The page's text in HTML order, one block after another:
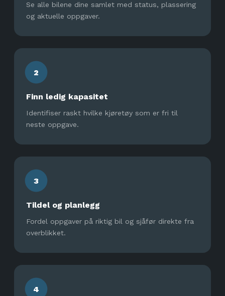
Se alle bilene dine samlet med status, plassering
og aktuelle oppgaver.
2
Finn ledig kapasitet
Identifiser raskt hvilke kjøretøy som er fri til
neste oppgave.
3
Tildel og planlegg
Fordel oppgaver på riktig bil og sjåfør direkte fra
overblikket.
4